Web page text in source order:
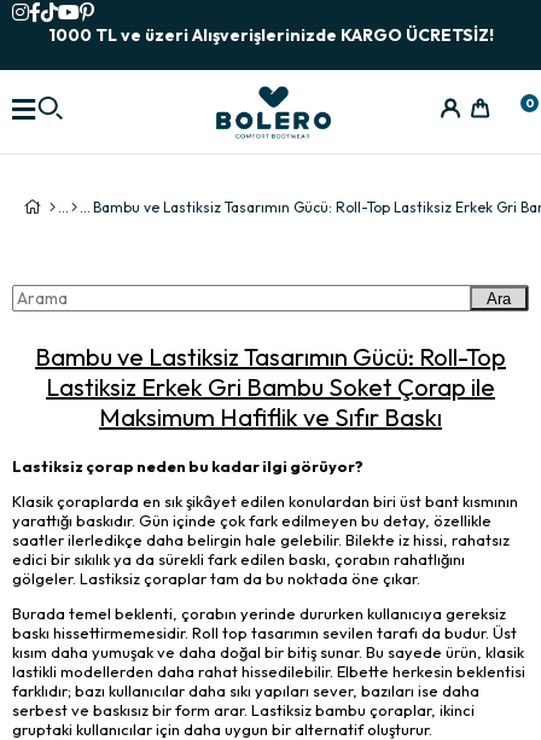
1000 TL ve üzeri Alışverişlerinizde KARGO ÜCRETSİZ!
0
Ara
Bambu ve Lastiksiz Tasarımın Gücü: Roll-Top
Lastiksiz Erkek Gri Bambu Soket Çorap ile
Maksimum Hafiflik ve Sıfır Baskı
Lastiksiz çorap neden bu kadar ilgi görüyor?
Klasik çoraplarda en sık şikâyet edilen konulardan biri üst bant kısmının
yarattığı baskıdır. Gün içinde çok fark edilmeyen bu detay, özellikle
saatler ilerledikçe daha belirgin hale gelebilir. Bilekte iz hissi, rahatsız
edici bir sıkılık ya da sürekli fark edilen baskı, çorabın rahatlığını
gölgeler. Lastiksiz çoraplar tam da bu noktada öne çıkar.
Burada temel beklenti, çorabın yerinde dururken kullanıcıya gereksiz
baskı hissettirmemesidir. Roll top tasarımın sevilen tarafı da budur. Üst
kısım daha yumuşak ve daha doğal bir bitiş sunar. Bu sayede ürün, klasik
lastikli modellerden daha rahat hissedilebilir. Elbette herkesin beklentisi
farklıdır; bazı kullanıcılar daha sıkı yapıları sever, bazıları ise daha
serbest ve baskısız bir form arar. Lastiksiz bambu çoraplar, ikinci
gruptaki kullanıcılar için daha uygun bir alternatif oluşturur.